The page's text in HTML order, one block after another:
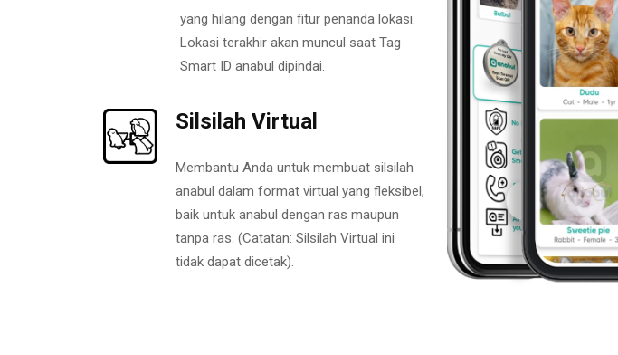
yang hilang dengan fitur penanda lokasi.
Lokasi terakhir akan muncul saat Tag
Smart ID anabul dipindai.
Silsilah Virtual
Membantu Anda untuk membuat silsilah
anabul dalam format virtual yang fleksibel,
baik untuk anabul dengan ras maupun
tanpa ras. (Catatan: Silsilah Virtual ini
tidak dapat dicetak).